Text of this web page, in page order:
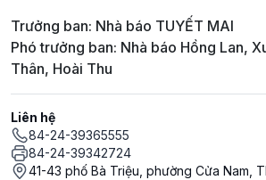
Trưởng ban: Nhà báo TUYẾT MAI
Phó trưởng ban: Nhà báo Hồng Lan,
Thân, Hoài Thu
Liên hệ
84-24-39365555
84-24-39342724
41-43 phố Bà Triệu, phường Cửa Nam,